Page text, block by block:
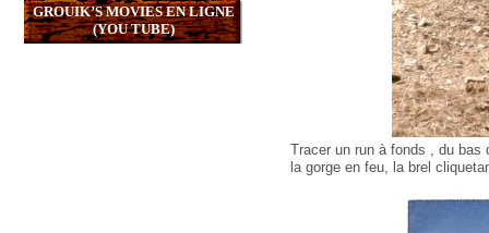
GROUIK’S MOVIES EN LIGNE
(YOU TUBE)
Tracer un run à fonds , du bas
la gorge en feu, la brel